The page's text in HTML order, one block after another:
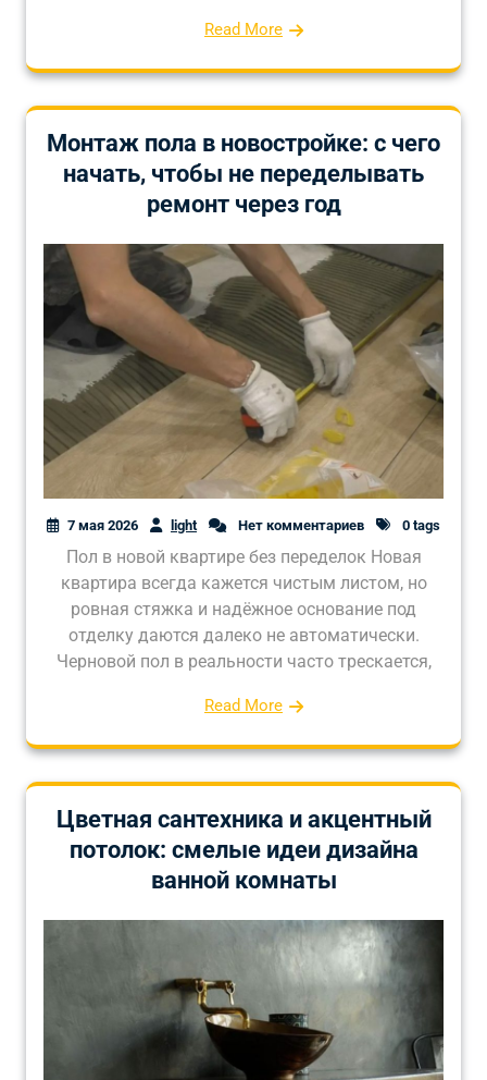
Read More
Монтаж пола в новостройке: с чего
начать, чтобы не переделывать
ремонт через год
7 мая 2026 light Нет комментариев 0 tags
Пол в новой квартире без переделок Новая
квартира всегда кажется чистым листом, но
ровная стяжка и надёжное основание под
отделку даются далеко не автоматически.
Черновой пол в реальности часто трескается,
Read More
Цветная сантехника и акцентный
потолок: смелые идеи дизайна
ванной комнаты